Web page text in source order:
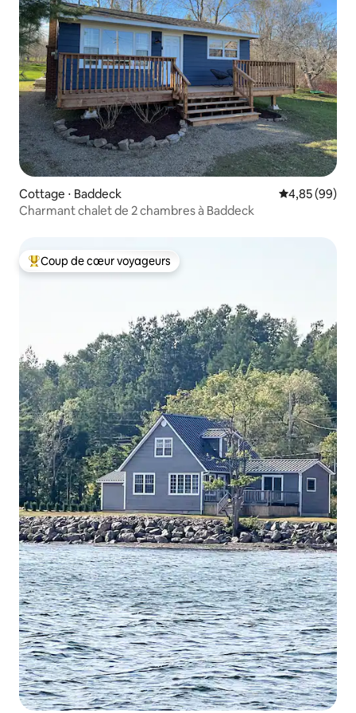
Cottage ⋅ Baddeck Évaluation
4,85 (99)
Charmant chalet de 2 chambres à Baddeck
Coups de cœur voyageurs les plus appréciés
Coup de cœur voyageurs